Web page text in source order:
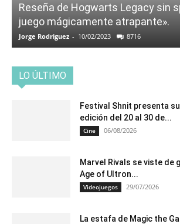
Reseña de Hogwarts Legacy sin
juego mágicamente atrapante».
Jorge Rodriguez - 10/02/2023 8716
LO ÚLTIMO
Festival Shnit presenta
edición del 20 al 30 de...
Cine 06/08/2026
Marvel Rivals se viste de
Age of Ultron...
Videojuegos 29/07/2026
La estafa de Magic the